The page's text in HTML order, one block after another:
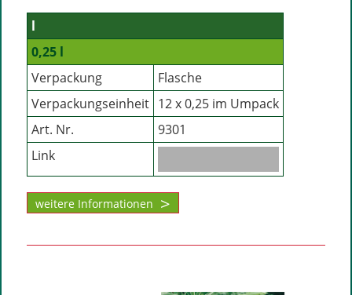
l
0,25 l
Verpackung
Flasche
Verpackungseinheit 12 x 0,25 im Umpack
Art. Nr.
9301
Link
weitere Informationen